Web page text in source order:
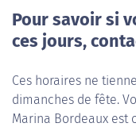
Pour savoir si
ces jours,
Ces horaires ne
dimanches de fête.
Marina Bordeaux est